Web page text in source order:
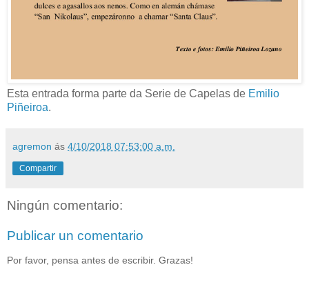
Esta entrada forma parte da Serie de Capelas de Emilio
Piñeiroa.
agremon ás 4/10/2018 07:53:00 a.m.
Compartir
Ningún comentario:
Publicar un comentario
Por favor, pensa antes de escribir. Grazas!